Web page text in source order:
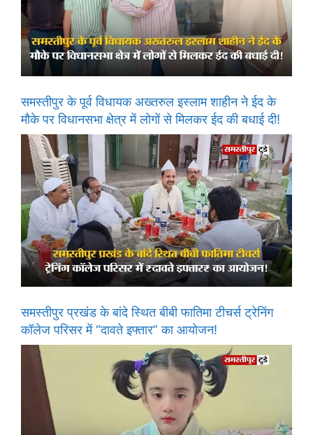
समस्तीपुर के पूर्व विधायक अख्तरुल इस्लाम शाहीन ने ईद के
मौके पर विधानसभा क्षेत्र में लोगों से मिलकर ईद की बधाई दी!
समस्तीपुर प्रखंड के बांदे स्थित बीबी फातिमा टीचर्स ट्रेनिंग
कॉलेज परिसर में “दावते इफ्तार” का आयोजन!